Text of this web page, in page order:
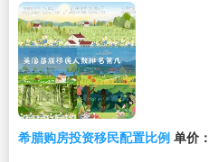
希腊购房投资移民配置比例 单价：